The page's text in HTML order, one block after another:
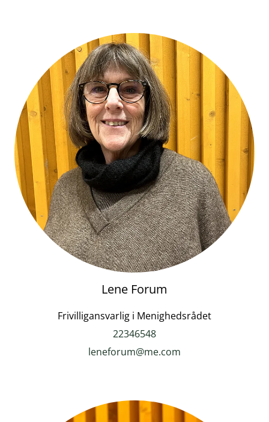
Lene Forum
Frivilligansvarlig i Menighedsrådet
22346548
leneforum@me.com